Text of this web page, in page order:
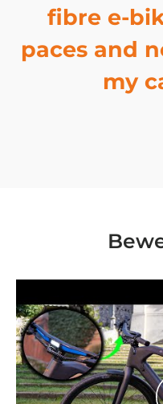
fibre e-
paces and
my